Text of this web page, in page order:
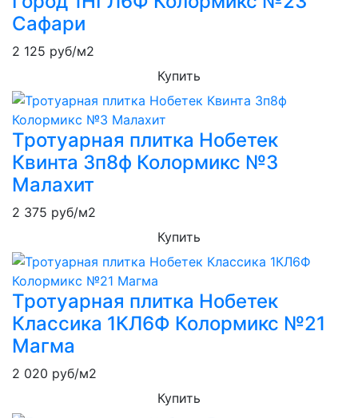
Сафари
2 125 руб/м2
Купить
Тротуарная плитка Нобетек
Квинта 3п8ф Колормикс №3
Малахит
2 375 руб/м2
Купить
Тротуарная плитка Нобетек
Классика 1КЛ6Ф Колормикс №21
Магма
2 020 руб/м2
Купить